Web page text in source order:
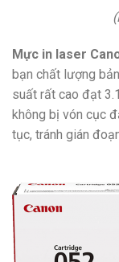
Mực in laser
bạn chất lượng
suất rất cao đạt
không bị vón cục
tục, tránh gián